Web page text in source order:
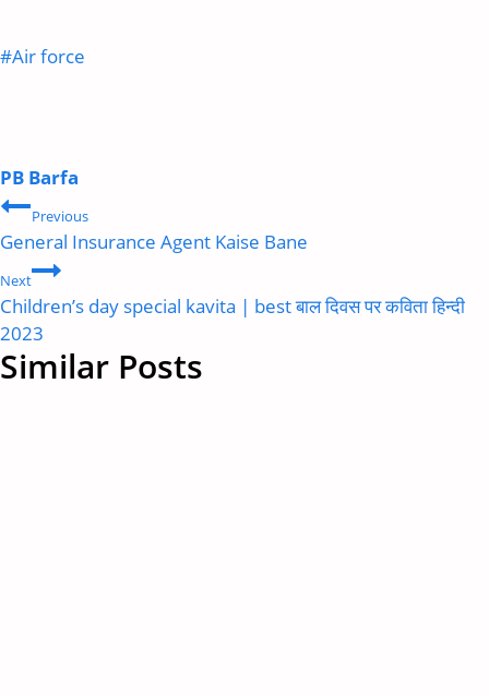
Post
#Air force
PB Barfa
Post
navigation
Previous
General Insurance Agent Kaise Bane
Next
Children’s day special kavita | best बाल दिवस पर कविता हिन्दी
2023
Similar Posts